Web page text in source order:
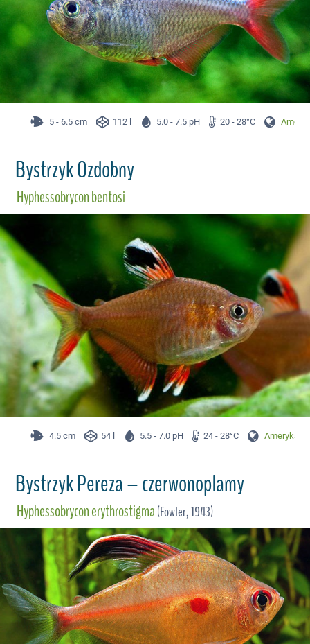
5 - 6.5 cm 112 l 5.0 - 7.5 pH 20 - 28°C
Bystrzyk Ozdobny
Hyphessobrycon bentosi
4.5 cm 54 l 5.5 - 7.0 pH 24 - 28°C Ameryka
Bystrzyk Pereza – czerwonoplamy
Hyphessobrycon erythrostigma(Fowler, 1943)